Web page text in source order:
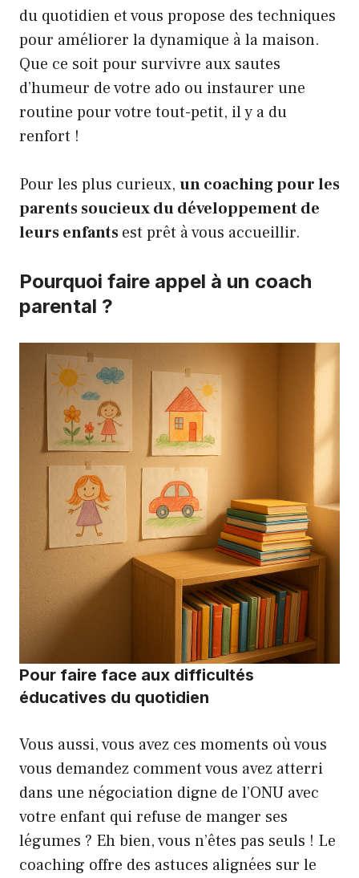
du quotidien et vous propose des techniques
pour améliorer la dynamique à la maison.
Que ce soit pour survivre aux sautes
d’humeur de votre ado ou instaurer une
routine pour votre tout-petit, il y a du
renfort !
Pour les plus curieux, un coaching pour les
parents soucieux du développement de
leurs enfantsest prêt à vous accueillir.
Pourquoi faire appel à un coach
parental ?
Pour faire face aux difficultés
éducatives du quotidien
Vous aussi, vous avez ces moments où vous
vous demandez comment vous avez atterri
dans une négociation digne de l’ONU avec
votre enfant qui refuse de manger ses
légumes ? Eh bien, vous n’êtes pas seuls ! Le
coaching offre des astuces alignées sur le